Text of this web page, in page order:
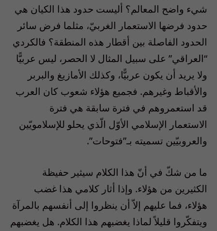
شيء واضح المعالم؟ أليست حدود هذا الكيان هي
حدود فرضها الاستعمار الغربيّ، مثلما فرض سائر
الحدود الفاصلة بين أقطار هذه المنطقة؟ فالكردي
“العراقي” على سبيل المثال لا الحصر، ليس عربيًّا
ولا يريد أن يكون عربيًّا، وكذلك الأمازيغ والبربر
والأقباط وغيرهم. فجميع هؤلاء شعوب كان العرب
قد استعمروهم في فترة سابقة هي فترة
الاستعمار الإسلامي الأوّل الّذي يحلو للإسلامويّين
والعروبيّين تسميته بـ”فتوحات”.
ما من شكّ في أنّ هذا الكلام سيثير حفيظة
الكثيرين من هؤلاء. وإذا أثار كلامي هذا غضب
هؤلاء، فما عليهم إلاّ أن ينظروا إلى أنفسهم بالمرآة
ويتفكّروا قليلاً لماذا يغضبهم هذا الكلام. هل يغضبهم